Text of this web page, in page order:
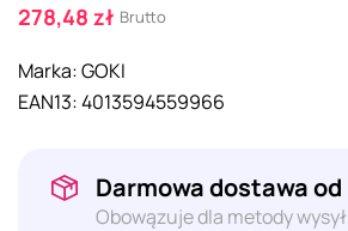
278,48 zł Brutto
Marka:GOKI
EAN13:4013594559966
Darmowa dostawa od
Obowązuje dla metody